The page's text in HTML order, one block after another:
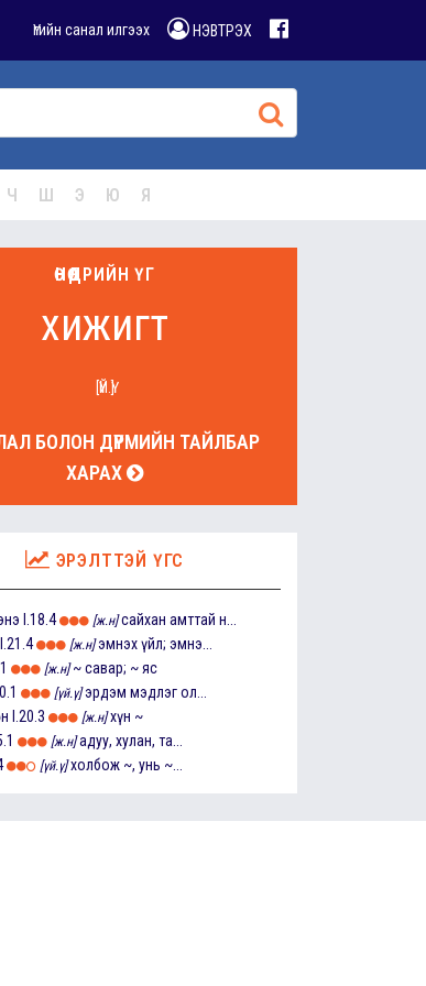
Үгийн санал илгээх НЭВТРЭХ
Ч Ш Э Ю Я
ӨНӨӨДРИЙН ҮГ
хижигт
[ҮЙ.Ү]
БОЛОН ДҮРМИЙН ТАЙЛБАР
ХАРАХ
ЭРЭЛТТЭЙ ҮГС
I.18.4 [ж.н] сайхан амттай н...
I.21.4 [ж.н] эмнэх үйл; эмнэ...
[ж.н] ~ савар; ~ яс
[үй.ү] эрдэм мэдлэг ол...
I.20.3 [ж.н] хүн ~
[ж.н] адуу, хулан, та...
[үй.ү] холбож ~, унь ~...